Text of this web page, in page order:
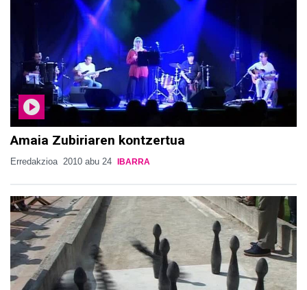
Amaia Zubiriaren kontzertua
Erredakzioa 2010 abu 24 IBARRA